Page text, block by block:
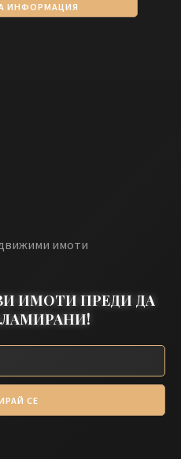
ИНФОРМАЦИЯ
имоти
ИМОТИ ПРЕДИ ДА
СЕ